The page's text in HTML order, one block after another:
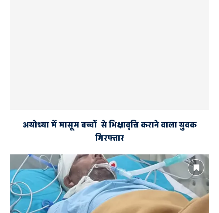
अयोध्या में मासूम बच्चों से भिक्षावृत्ति कराने वाला युवक
गिरफ्तार